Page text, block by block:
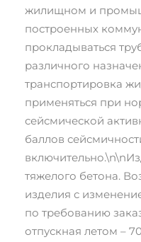
жилищном и
построенных
прокладываться
различного
транспортировка
применяться при
сейсмической
баллов
тяжелого бетона.
изделия с
по требованию
отпускная летом –